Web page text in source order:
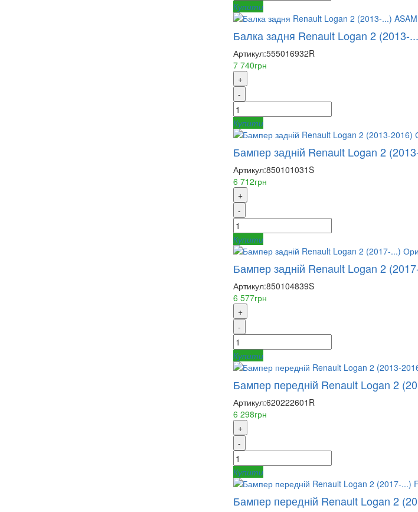
Купити
Балка задня Renault Logan 2 (2013-
Артикул:555016932R
7 740грн
+
-
Купити
Бампер задній Renault Logan 2
Артикул:850101031S
6 712грн
+
-
Купити
Бампер задній Renault Logan 2
Артикул:850104839S
6 577грн
+
-
Купити
Бампер передній Renault Logan 2
Артикул:620222601R
6 298грн
+
-
Купити
Бампер передній Renault Logan 2